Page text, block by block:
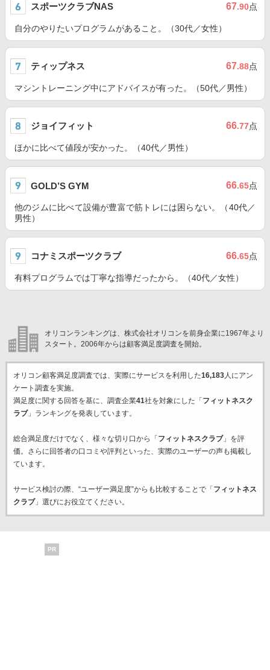
スポーツクラブNAS 67.90点
自分のやりたいプログラムがあること。（30代／女性）
ティップネス 67.88点
マシントレーニング中にアドバイスが有った。（50代／男性）
ジョイフィット 66.77点
ほかに比べて値段が安かった。（40代／男性）
GOLD’S GYM 66.65点
他のジムに比べて設備が豊富で筋トレには困らない。（40代／
男性）
コナミスポーツクラブ 66.65点
有料プログラムでは丁寧な指導だったから。（40代／女性）
オリコンランキングは、株式会社オリコンを前身企業に1967年より
スタート。2006年からは顧客満足度調査を開始。
オリコン顧客満足度調査では、実際にサービスを利用した16,183人にアン
ケート調査を実施。
満足度に関する回答を基に、調査企業41社を対象にした「 フィットネスク
ラブ」ランキングを発表しています。
総合満足度だけでなく、様々な切り口から「 フィットネスクラブ」を評
価。さらに回答者の口コミや評判といった、実際のユーザーの声も掲載し
ています。
サービス検討の際、“ユーザー満足度”からも比較することで「 フィットネス
クラブ」選びにお役立てください。
PR